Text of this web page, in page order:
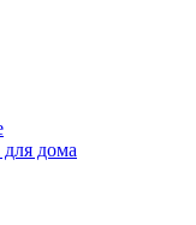
дома